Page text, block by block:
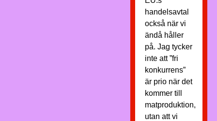
handelsavtal
också när vi
ändå håller
på. Jag tycker
inte att ”fri
konkurrens”
är prio när det
kommer till
matproduktion,
utan att vi